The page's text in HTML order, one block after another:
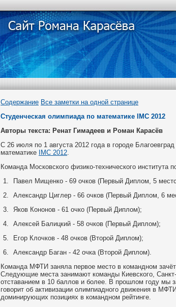
Содержание Все заметки на одной странице
Студенческая олимпиада по математике IMC 2012
Авторы текста: Ренат Гимадеев и Роман Карасёв
С 26 июля по 1 августа 2012 года в городе
математике
IMC 2012.
Команда Московского физико-технического института
Павел Мищенко - 69 очков (Первый Диплом, 5
Александр Циглер - 66 очков (Первый Диплом, 6
Яков Кононов - 61 очко (Первый Диплом);
Алексей Балицкий - 58 очков (Первый Диплом);
Егор Клочков - 48 очков (Второй Диплом);
Александр Баган - 42 очка (Второй Диплом).
Команда МФТИ заняла первое место в командном
Следующие места занимают команды Киевского, Санкт-
отставанием в 10 баллов и более. В прошлом году мы
говорит об активизации олимпиадного движения в
доминирующих позициях в командном рейтинге.